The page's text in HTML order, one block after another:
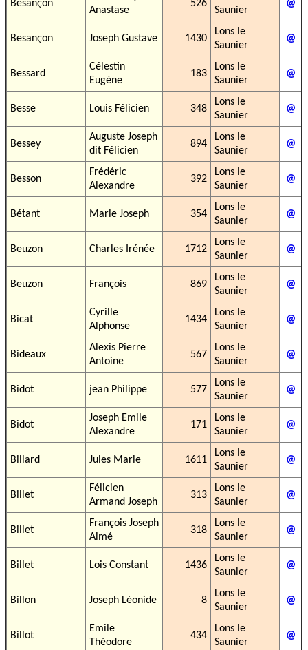
Besançon
Anastase
526
Saunier
@
Besançon Joseph Gustave 1430
Lons le
Saunier
@
Bessard
Célestin
Eugène
183
Lons le
Saunier
@
Besse Louis Félicien 348
Lons le
Saunier
@
Bessey
Auguste Joseph
dit Félicien
894
Lons le
Saunier
@
Besson
Frédéric
Alexandre
392
Lons le
Saunier
@
Bétant Marie Joseph 354
Lons le
Saunier
@
Beuzon Charles Irénée 1712
Lons le
Saunier
@
Beuzon François 869
Lons le
Saunier
@
Bicat
Cyrille
Alphonse
1434
Lons le
Saunier
@
Bideaux
Alexis Pierre
Antoine
567
Lons le
Saunier
@
Bidot jean Philippe 577
Lons le
Saunier
@
Bidot
Joseph Emile
Alexandre
171
Lons le
Saunier
@
Billard Jules Marie 1611
Lons le
Saunier
@
Billet
Félicien
Armand Joseph
313
Lons le
Saunier
@
Billet
François Joseph
Aimé
318
Lons le
Saunier
@
Billet Lois Constant 1436
Lons le
Saunier
@
Billon Joseph Léonide 8
Lons le
Saunier
@
Billot
Emile
Théodore
434
Lons le
Saunier
@